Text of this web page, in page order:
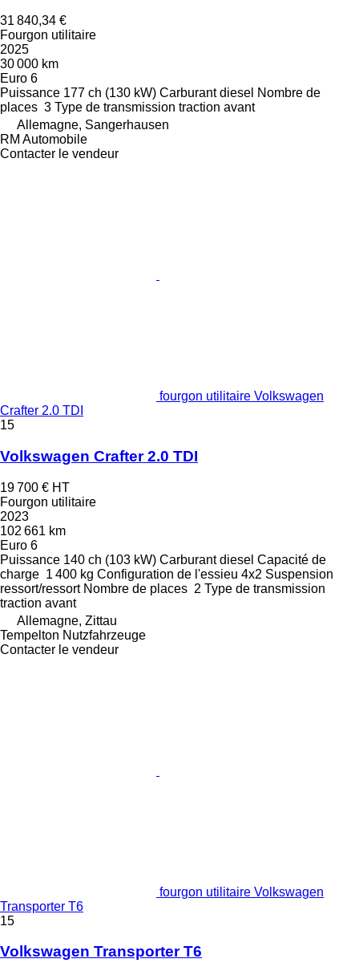
31 840,34 €
Fourgon utilitaire
2025
30 000 km
Euro 6
Puissance 177 ch (130 kW) Carburant diesel Nombre de
places 3 Type de transmission traction avant
Allemagne, Sangerhausen
RM Automobile
Contacter le vendeur
fourgon utilitaire Volkswagen
Crafter 2.0 TDI
15
Volkswagen Crafter 2.0 TDI
19 700 € HT
Fourgon utilitaire
2023
102 661 km
Euro 6
Puissance 140 ch (103 kW) Carburant diesel Capacité de
charge 1 400 kg Configuration de l'essieu 4x2 Suspension
ressort/ressort Nombre de places 2 Type de transmission
traction avant
Allemagne, Zittau
Tempelton Nutzfahrzeuge
Contacter le vendeur
fourgon utilitaire Volkswagen
Transporter T6
15
Volkswagen Transporter T6